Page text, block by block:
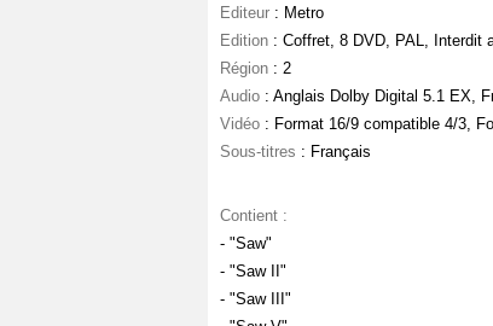
Editeur : Metro
Edition : Coffret, 8 DVD, PAL, Interdit
Région : 2
Audio : Anglais Dolby Digital 5.1 EX,
Vidéo : Format 16/9 compatible 4/3,
Sous-titres : Français
Contient :
- "Saw"
- "Saw II"
- "Saw III"